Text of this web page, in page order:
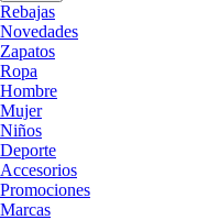
Rebajas
Novedades
Zapatos
Ropa
Hombre
Mujer
Niños
Deporte
Accesorios
Promociones
Marcas